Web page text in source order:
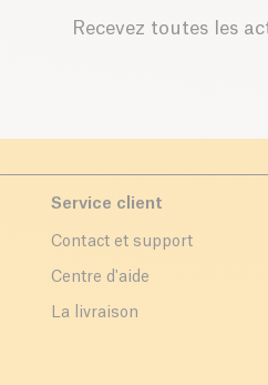
Recevez toutes les
Service client
Contact et support
Centre d'aide
La livraison